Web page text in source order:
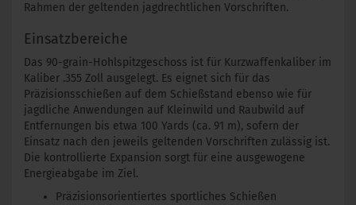
Rahmen der geltenden jagdrechtlichen Vorschriften.
Einsatzbereiche
Das 90-grain-Hohlspitzgeschoss ist für Kurzwaffenkaliber im
Kaliber .355 Zoll ausgelegt. Es eignet sich für das
Präzisionsschießen auf dem Schießstand ebenso wie für
jagdliche Anwendungen auf Kleinwild und Raubwild auf
Entfernungen bis etwa 100 Yards (ca. 91 m), sofern der
Einsatz nach den jeweils geltenden Vorschriften zulässig ist.
Die kontrollierte Expansion sorgt für eine ausgewogene
Energieabgabe im Ziel.
Präzisionsorientiertes sportliches Schießen